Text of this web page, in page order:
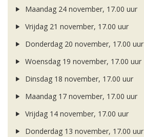
Maandag 24 november, 17.00 uur
Vrijdag 21 november, 17.00 uur
Donderdag 20 november, 17.00 uur
Woensdag 19 november, 17.00 uur
Dinsdag 18 november, 17.00 uur
Maandag 17 november, 17.00 uur
Vrijdag 14 november, 17.00 uur
Donderdag 13 november, 17.00 uur